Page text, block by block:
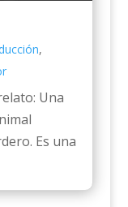
,
Una
Es una